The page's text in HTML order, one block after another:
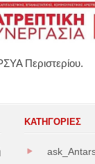
Περιστερίου.
ΚΑΤΗΓΟΡΊΕΣ